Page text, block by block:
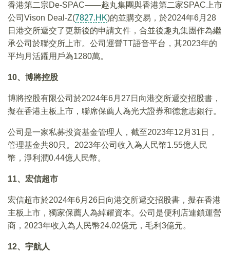
香港第二宗De-SPAC——趣丸集團與香港第二家SPAC上市
公司Vison Deal-Z(7827.HK)的並購交易，於2024年6月28
日港交所遞交了更新後的申請文件，合並後趣丸集團作為繼
承公司於聯交所上市。公司運營TT語音平台，其2023年的
平均月活躍用戶為1280萬。
10、博將控股
博將控股有限公司於2024年6月27日向港交所遞交招股書，
擬在香港主板上市，聯席保薦人為光大證券和德意志銀行。
公司是一家私募投資基金管理人，截至2023年12月31日，
管理基金共80只。2023年公司收入為人民幣1.55億人民
幣，淨利潤0.44億人民幣。
11、宏信超市
宏信超市於2024年6月26日向港交所遞交招股書，擬在香港
主板上市，獨家保薦人為綽耀資本。公司是便利店連鎖運營
商，2023年收入為人民幣24.02億元，毛利3億元。
12、宇航人